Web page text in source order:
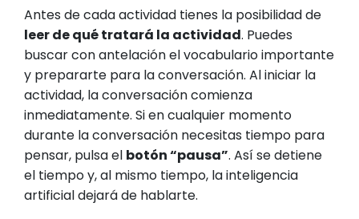
Antes de cada actividad tienes la posibilidad de
leer de qué tratará la actividad. Puedes
buscar con antelación el vocabulario importante
y prepararte para la conversación. Al iniciar la
actividad, la conversación comienza
inmediatamente. Si en cualquier momento
durante la conversación necesitas tiempo para
pensar, pulsa el botón “pausa”. Así se detiene
el tiempo y, al mismo tiempo, la inteligencia
artificial dejará de hablarte.